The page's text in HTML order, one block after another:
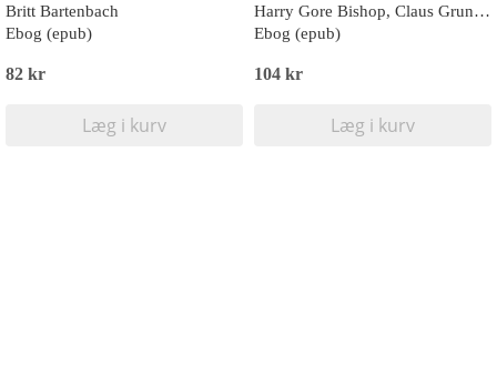
Britt Bartenbach
Ebog (epub)
82 kr
Læg i kurv
Harry Gore Bishop, Claus Grunert, Otto Stiegel, Hans Dominik, Anton Tjekhov, Maurice Renard, Grant Allen, Edward Page Mitchell, Kurd Laßwitz, Edward Everett Hale
Ebog (epub)
104 kr
Læg i kurv